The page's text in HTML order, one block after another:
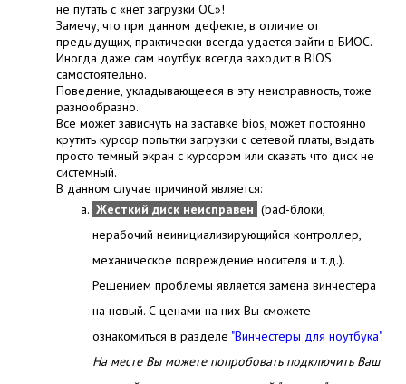
не путать с «нет загрузки ОС»!
Замечу, что при данном дефекте, в отличие от
предыдущих, практически всегда удается зайти в БИОС.
Иногда даже сам ноутбук всегда заходит в BIOS
самостоятельно.
Поведение, укладывающееся в эту неисправность, тоже
разнообразно.
Все может зависнуть на заставке bios, может постоянно
крутить курсор попытки загрузки с сетевой платы, выдать
просто темный экран с курсором или сказать что диск не
системный.
В данном случае причиной является:
Жесткий диск неисправен (bad-блоки,
нерабочий неинициализирующийся контроллер,
механическое повреждение носителя и т.д.).
Решением проблемы является замена винчестера
на новый. С ценами на них Вы сможете
ознакомиться в разделе "Винчестеры для ноутбука".
На месте Вы можете попробовать подключить Ваш